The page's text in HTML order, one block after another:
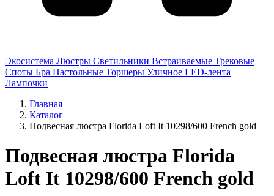
Экосистема Люстры Светильники Встраиваемые Трековые
Споты Бра Настольные Торшеры Уличное LED-лента
Лампочки
Главная
Каталог
Подвесная люстра Florida Loft It 10298/600 French gold
Подвесная люстра Florida
Loft It 10298/600 French gold